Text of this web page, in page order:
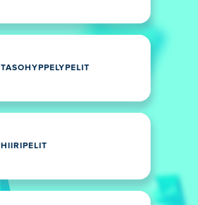
TASOHYPPELYPELIT
HIIRIPELIT